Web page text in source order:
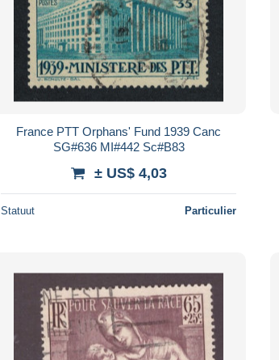
France PTT Orphans' Fund 1939 Canc
SG#636 MI#442 Sc#B83
± US$ 4,03
Statuut Particulier